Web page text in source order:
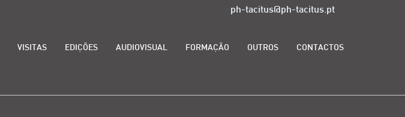
ph-tacitus@ph-tacitus.pt
VISITAS EDIÇÕES AUDIOVISUAL FORMAÇÃO OUTROS CONTACTOS